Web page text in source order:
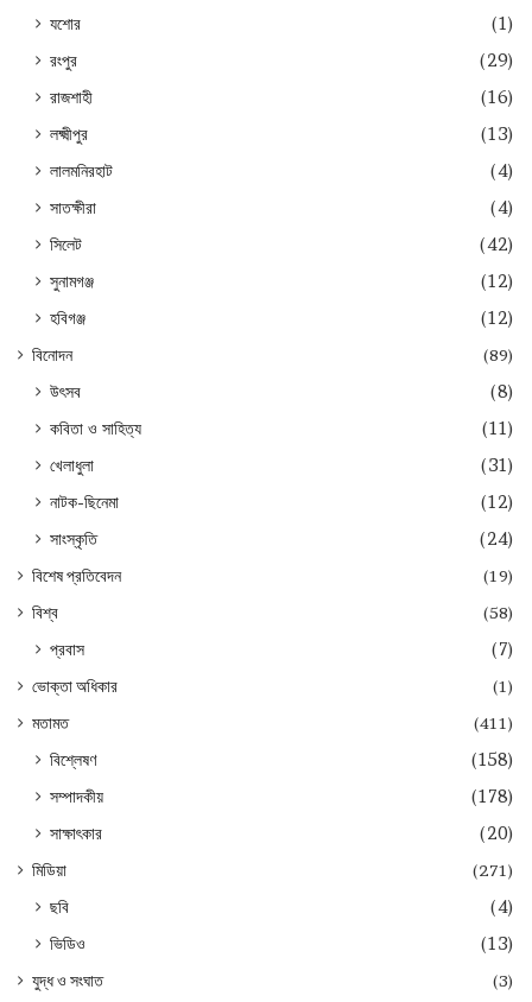
যশোর
(1)
রংপুর
(29)
রাজশাহী
(16)
লক্ষ্মীপুর
(13)
লালমনিরহাট
(4)
সাতক্ষীরা
(4)
সিলেট
(42)
সুনামগঞ্জ
(12)
হবিগঞ্জ
(12)
বিনোদন (89)
উৎসব
(8)
কবিতা ও সাহিত্য
(11)
খেলাধুলা
(31)
নাটক-ছিনেমা
(12)
সাংস্কৃতি
(24)
বিশেষ প্রতিবেদন
(19)
বিশ্ব
(58)
প্রবাস (7)
ভোক্তা অধিকার
(1)
মতামত
(411)
বিশ্লেষণ
(158)
সম্পাদকীয়
(178)
সাক্ষাৎকার
(20)
মিডিয়া (271)
ছবি
(4)
ভিডিও
(13)
যুদ্ধ ও সংঘাত
(3)